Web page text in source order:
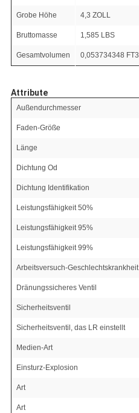
Grobe Höhe 4,3 ZOLL
Bruttomasse 1,585 LBS
Gesamtvolumen 0,053734348 FT3
Attribute
Außendurchmesser
Faden-Größe
Länge
Dichtung Od
Dichtung Identifikation
Leistungsfähigkeit 50%
Leistungsfähigkeit 95%
Leistungsfähigkeit 99%
Arbeitsversuch-Geschlechtskrankheit
Dränungssicheres Ventil
Sicherheitsventil
Sicherheitsventil, das LR einstellt
Medien-Art
Einsturz-Explosion
Art
Art